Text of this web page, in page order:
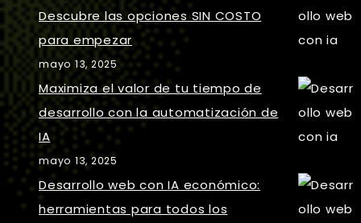
Descubre las opciones SIN COSTO
para empezar
mayo 13, 2025
Maximiza el valor de tu tiempo de
desarrollo con la automatización de
IA
mayo 13, 2025
Desarrollo web con IA económico:
herramientas para todos los